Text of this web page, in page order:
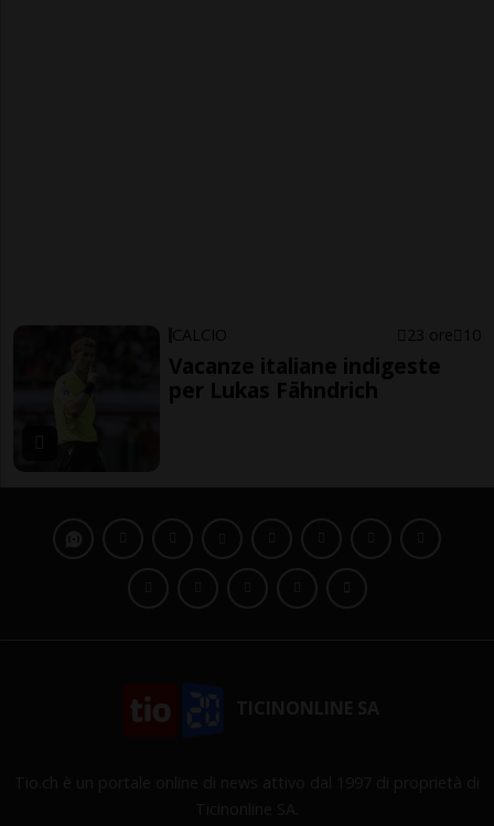
CALCIO 23 ore 10
Vacanze italiane indigeste
per Lukas Fähndrich